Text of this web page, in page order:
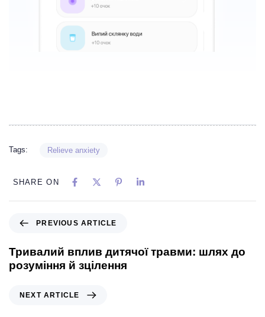
Tags: Relieve anxiety
SHARE ON
PREVIOUS ARTICLE
Тривалий вплив дитячої травми: шлях до
розуміння й зцілення
NEXT ARTICLE